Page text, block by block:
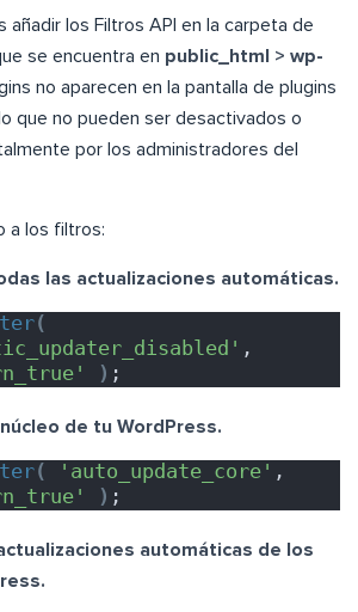
añadir los Filtros API en la carpeta de
se encuentra en public_html > wp-
no aparecen en la pantalla de plugins
que no pueden ser desactivados o
por los administradores del
a los filtros:
las actualizaciones automáticas.
(
) ;
de tu WordPress.
( 'auto_update_core'
) ;
automáticas de los